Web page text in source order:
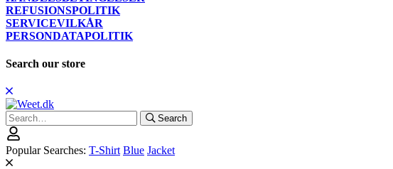
REFUSIONSPOLITIK
SERVICEVILKÅR
PERSONDATAPOLITIK
Search our store
Search
for:
Search
Popular Searches: T-Shirt Blue Jacket